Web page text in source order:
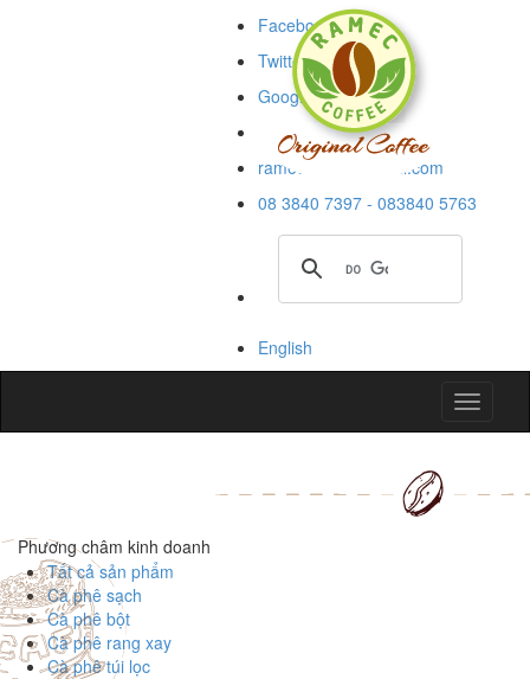
Facebook
Twitter
Google+
Blogspot
rameccoffee@gmail.com
08 3840 7397 - 083840 5763
English
Toggle
Phương châm kinh doanh
Tất cả sản phẩm
Cà phê sạch
Cà phê bột
Cà phê rang xay
Cà phê túi lọc